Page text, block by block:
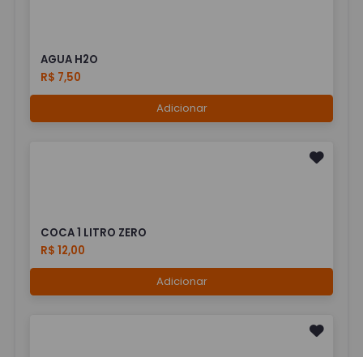
AGUA H2O
R$ 7,50
Adicionar
COCA 1 LITRO ZERO
R$ 12,00
Adicionar